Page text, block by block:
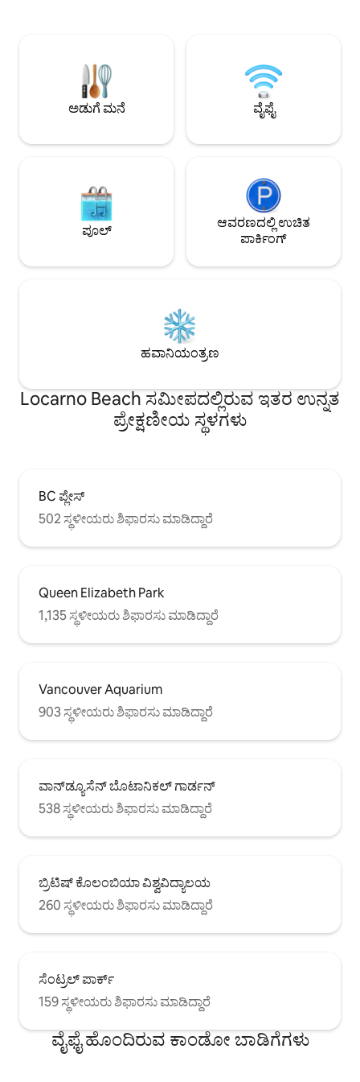
ಬೊಟಿಕ್ ಅಂಗಡಿಗಳಿಂದ ಕೆಲವೇ ಹೆಜ್ಜೆಗಳ
ದೂರದಲ್ಲಿದ್ದೀರಿ. ಮತ್ತು ಸ್ಕೈಟ್ರೇನ್ ಕೇವಲ 7 ನಿಮಿಷಗಳ
ನಡಿಗೆ ದೂರದಲ್ಲಿದೆ. ಆಧುನಿಕ ಶೈಲಿಯು
ಆರಾಮದಾಯಕವಾದ ಉಷ್ಣತೆಯನ್ನು ಪೂರೈಸುವಲ್ಲಿ,
ನೋಡುತ್ತೇವೆ!
ಫೆರ್ರಿಯಿಂದ 45
ದೂರದಲ್ಲಿದ್ದೇವೆ
ವಾಹನವನ್ನು ತರುವಂತೆ
ಮಕ್ಕಳಿಗೆ ಸೂಕ್ತವಲ್ಲ
ಅಡುಗೆ ಮನೆ ವೈಫೈ
ಪೂಲ್
ಆವರಣದಲ್ಲಿ ಉಚಿತ
ಪಾರ್ಕಿಂಗ್
ಹವಾನಿಯಂತ್ರಣ
Locarno Beach ಸಮೀಪದಲ್ಲಿರುವ ಇತರ ಉನ್ನತ
ಪ್ರೇಕ್ಷಣೀಯ ಸ್ಥಳಗಳು
BC ಪ್ಲೇಸ್
502 ಸ್ಥಳೀಯರು ಶಿಫಾರಸು ಮಾಡಿದ್ದಾರೆ
Queen Elizabeth Park
1,135 ಸ್ಥಳೀಯರು ಶಿಫಾರಸು ಮಾಡಿದ್ದಾರೆ
Vancouver Aquarium
903 ಸ್ಥಳೀಯರು ಶಿಫಾರಸು ಮಾಡಿದ್ದಾರೆ
ವಾನ್‌ಡ್ಯೂಸೆನ್ ಬೊಟಾನಿಕಲ್ ಗಾರ್ಡನ್
538 ಸ್ಥಳೀಯರು ಶಿಫಾರಸು ಮಾಡಿದ್ದಾರೆ
ಬ್ರಿಟಿಷ್ ಕೊಲಂಬಿಯಾ ವಿಶ್ವವಿದ್ಯಾಲಯ
260 ಸ್ಥಳೀಯರು ಶಿಫಾರಸು ಮಾಡಿದ್ದಾರೆ
ಸೆಂಟ್ರಲ್ ಪಾರ್ಕ್
159 ಸ್ಥಳೀಯರು ಶಿಫಾರಸು ಮಾಡಿದ್ದಾರೆ
ವೈಫೈ ಹೊಂದಿರುವ ಕಾಂಡೋ ಬಾಡಿಗೆಗಳು